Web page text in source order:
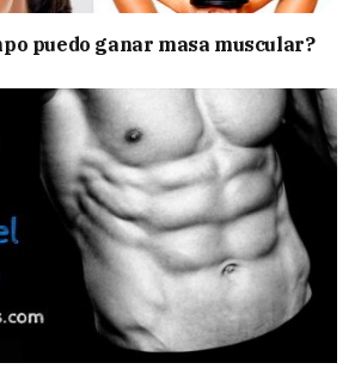
puedo ganar masa muscular?